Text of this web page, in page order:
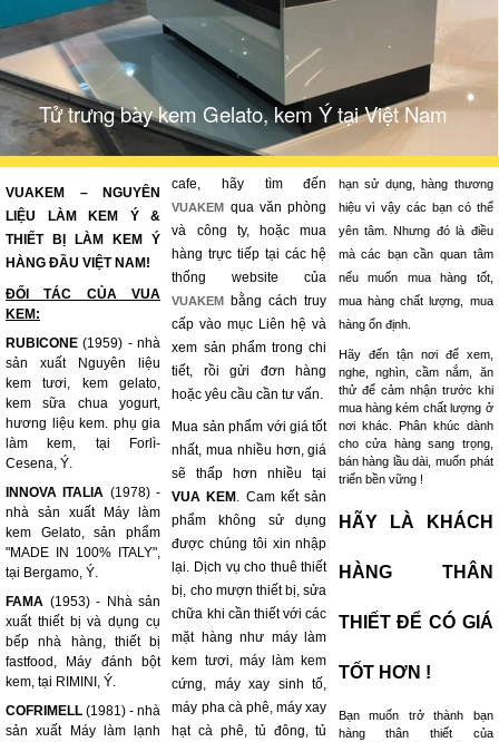
Tử trưng bày kem Gelato, kem Ý tại Việt Nam
VUAKEM – NGUYÊN
LIỆU LÀM KEM Ý &
THIẾT BỊ LÀM KEM Ý
HÀNG ĐẦU VIỆT NAM!
ĐỐI TÁC CỦA VUA
KEM:
RUBICONE (1959) - nhà
sản xuất Nguyên liệu
kem tươi, kem gelato,
kem sữa chua yogurt,
hương liệu kem. phụ gia
làm kem, tại Forlì-
Cesena, Ý.
INNOVA ITALIA (1978) -
nhà sản xuất Máy làm
kem Gelato, sản phẩm
"MADE IN 100% ITALY",
tại Bergamo, Ý.
FAMA (1953) - Nhà sản
xuất thiết bị và dụng cụ
bếp nhà hàng, thiết bị
fastfood, Máy đánh bột
kem, tại RIMINI, Ý.
COFRIMELL (1981) - nhà
sản xuất Máy làm lạnh
cafe, hãy tìm đến
VUAKEM qua văn phòng
và công ty, hoặc mua
hàng trực tiếp tại các hệ
thống website của
VUAKEM bằng cách truy
cấp vào mục Liên hệ và
xem sản phẩm trong chi
tiết, rồi gửi đơn hàng
hoặc yêu cầu cần tư vấn.
Mua sản phẩm với giá tốt
nhất, mua nhiều hơn, giá
sẽ thấp hơn nhiều tại
VUA KEM . Cam kết sản
phẩm không sử dụng
được chúng tôi xin nhập
lại. Dịch vụ cho thuê thiết
bị, cho mượn thiết bị, sửa
chữa khi cần thiết với các
mặt hàng như máy làm
kem tươi, máy làm kem
cứng, máy xay sinh tố,
máy pha cà phê, máy xay
hạt cà phê, tủ đông, tủ
hạn sử dụng, hàng thương
hiệu vì vậy các bạn có thể
yên tâm. Nhưng đó là điều
mà các bạn cần quan tâm
nếu muốn mua hàng tốt,
mua hàng chất lượng, mua
hàng ổn định.
Hãy đến tận nơi để xem,
nghe, nghìn, cầm nắm, ăn
thử để cảm nhận trước khi
mua hàng kém chất lượng ở
nơi khác. Phân khúc dành
cho cửa hàng sang trọng,
bán hàng lầu dài, muốn phát
triển bền vững !
HÃY LÀ KHÁCH
HÀNG THÂN
THIẾT ĐỂ CÓ GIÁ
TỐT HƠN !
Bạn muốn trở thành bạn
hàng thân thiết của